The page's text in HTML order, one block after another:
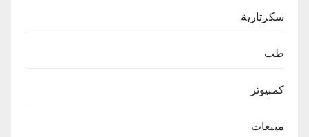
سكرتارية
طب
كمبيوتر
مبيعات